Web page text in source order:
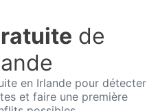
de
en Irlande pour détecter
et faire une première